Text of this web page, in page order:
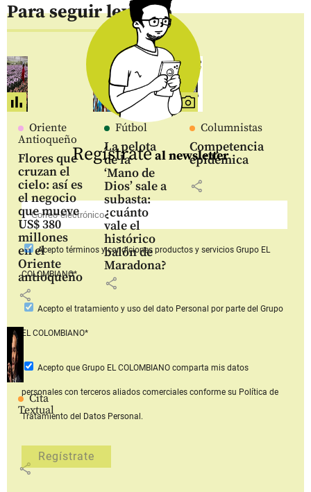
Para seguir leyendo
Oriente
Antioqueño
Flores que
cruzan el
cielo: así es
el negocio
que mueve
US$ 380
millones
en el
Oriente
antioqueño
share
Fútbol
La pelota
de la
‘Mano de
Dios’ sale a
subasta:
¿cuánto
vale el
histórico
balón de
Maradona?
share
Columnistas
Competencia
epidémica
share
Cita
Textual
share
Regístrateal newsletter
Aceptotérminos y condiciones productos y serviciosGrupo EL
COLOMBIANO*
Acepto el tratamiento y uso del dato Personal por parte del Grupo
EL COLOMBIANO*
Acepto que Grupo EL COLOMBIANOcomparta mis datos
personales con terceros aliados comerciales conforme su Política de
Tratamiento del Datos Personal.